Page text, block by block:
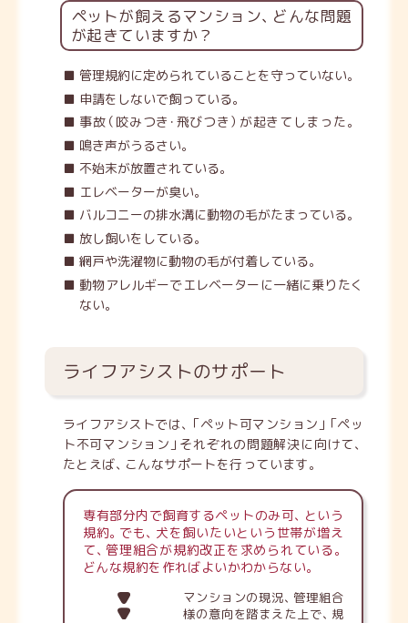
ペットが飼えるマンション、どんな問題
が起きていますか？
管理規約に定められていることを守っていない。
申請をしないで飼っている。
事故（ 咬みつき・飛びつき ）が起きてしまった。
鳴き声がうるさい。
不始末が放置されている。
エレベーターが臭い。
バルコニーの排水溝に動物の毛がたまっている。
放し飼いをしている。
網戸や洗濯物に動物の毛が付着している。
動物アレルギーでエレベーターに一緒に乗りたく
ない。
ライフアシストのサポート
ライフアシストでは、「ペット可マンション 」
「ペッ
ト不可マンション 」それぞれの問題解決に向けて、
たとえば、こんなサポートを行っています。
専有部分内で飼育するペットのみ可、という
規約。でも、犬を飼いたいという世帯が増え
て、管理組合が規約改正を求められている。
どんな規約を作ればよいかわからない。
マンションの現況、管理組合
様の意向を踏まえた上で、規